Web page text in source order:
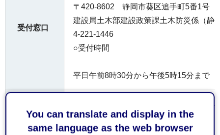
You can translate and display in the
same language as the web browser
受付窓口
〒420-8602 静岡市葵区追手町5番1号
建設局土木部建設政策課土木防災係（
4-221-1446
○受付時間
平日午前8時30分から午後5時15分まで
お持ちし
ていただ
号）、位置図及び公図写し、
事業計画書及び事業予算書（様式２号）